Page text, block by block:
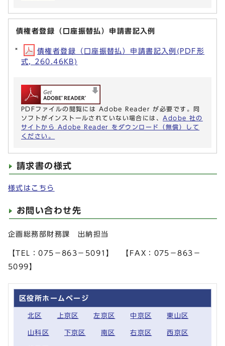
債権者登録（口座振替払）申請書記入例
債権者登録（口座振替払）申請書記入例(PDF形
式, 260.46KB)
PDFファイルの閲覧には Adobe Reader が必要です。同
ソフトがインストールされていない場合には、 Adobe 社の
サイトから Adobe Reader をダウンロード（無償）して
ください。
請求書の様式
様式はこちら
お問い合わせ先
企画総務部財務課 出納担当
【TEL：075－863－5091】 【FAX：075－863－
5099】
区役所ホームページ
北区 上京区 左京区 中京区 東山区
山科区 下京区 南区 右京区 西京区